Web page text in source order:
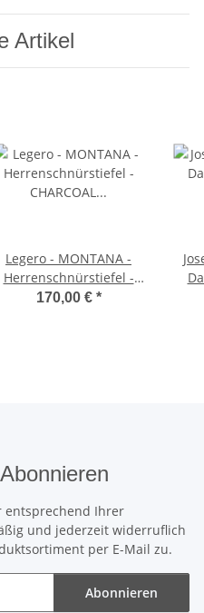
Artikel
Legero - MONTANA -
Herrenschnürstiefel -
CHARCOAL (GRAU)
170,00 € *
entsprechend Ihrer
und jederzeit widerruflich
per E-Mail zu.
Abonnieren